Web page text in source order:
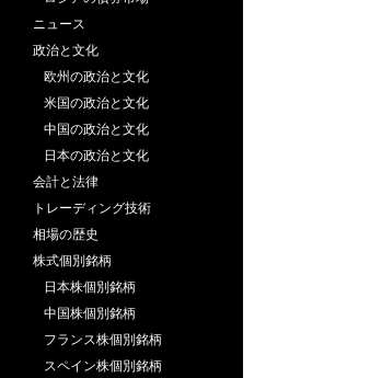
ニュース
政治と文化
欧州の政治と文化
米国の政治と文化
中国の政治と文化
日本の政治と文化
会計と法律
トレーディング技術
相場の歴史
株式個別銘柄
日本株個別銘柄
中国株個別銘柄
フランス株個別銘柄
スペイン株個別銘柄